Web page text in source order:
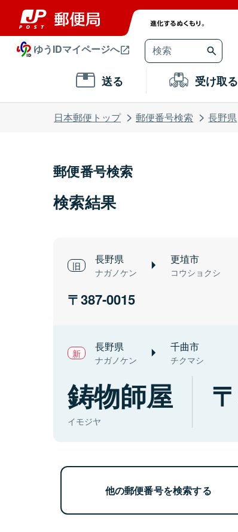
ゆうIDマイページへ
送る 受け取る
日本郵便トップ 郵便番号検索 長野県
郵便番号検索
検索結果
長野県
ナガノケン
更埴市
コウショクシ
387-0015
長野県
ナガノケン
千曲市
チクマシ
鋳物師屋
イモジヤ
他の郵便番号を検索する